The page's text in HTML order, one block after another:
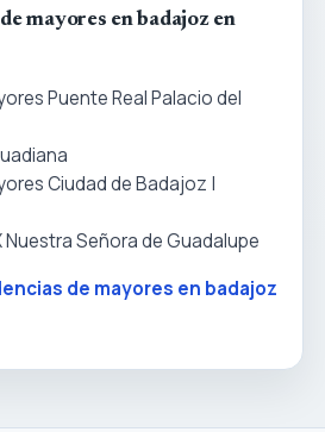
mayores en badajoz en
Puente Real Palacio del
Ciudad de Badajoz |
Nuestra Señora de Guadalupe
de mayores en badajoz